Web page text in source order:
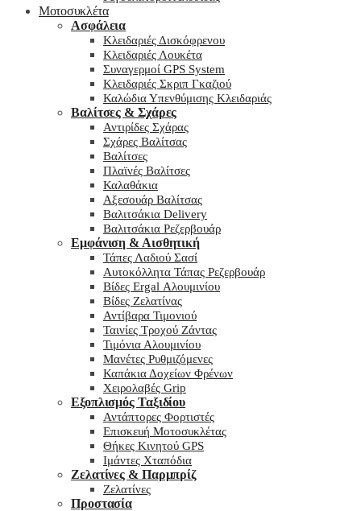
Μοτοσυκλέτα
Ασφάλεια
Κλειδαριές Δισκόφρενου
Κλειδαριές Λουκέτα
Συναγερμοί GPS System
Κλειδαριές Σκριπ Γκαζιού
Καλώδια Υπενθύμισης Κλειδαριάς
Βαλίτσες & Σχάρες
Αντιρίδες Σχάρας
Σχάρες Βαλίτσας
Βαλίτσες
Πλαϊνές Βαλίτσες
Καλαθάκια
Αξεσουάρ Βαλίτσας
Βαλιτσάκια Delivery
Βαλιτσάκια Ρεζερβουάρ
Εμφάνιση & Αισθητική
Τάπες Λαδιού Σασί
Αυτοκόλλητα Τάπας Ρεζερβουάρ
Βίδες Ergal Αλουμινίου
Βίδες Ζελατίνας
Αντίβαρα Τιμονιού
Ταινίες Τροχού Ζάντας
Τιμόνια Αλουμινίου
Μανέτες Ρυθμιζόμενες
Καπάκια Δοχείων Φρένων
Χειρολαβές Grip
Εξοπλισμός Ταξιδίου
Αντάπτορες Φορτιστές
Επισκευή Μοτοσυκλέτας
Θήκες Κινητού GPS
Ιμάντες Χταπόδια
Ζελατίνες & Παρμπρίζ
Ζελατίνες
Προστασία